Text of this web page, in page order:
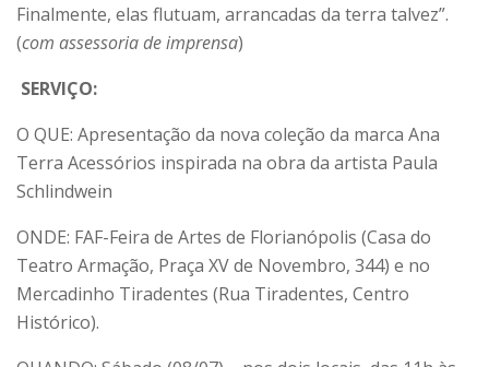
Finalmente, elas flutuam, arrancadas da terra talvez”.
(com assessoria de imprensa)
SERVIÇO:
O QUE: Apresentação da nova coleção da marca Ana
Terra Acessórios inspirada na obra da artista Paula
Schlindwein
ONDE: FAF-Feira de Artes de Florianópolis (Casa do
Teatro Armação, Praça XV de Novembro, 344) e no
Mercadinho Tiradentes (Rua Tiradentes, Centro
Histórico).